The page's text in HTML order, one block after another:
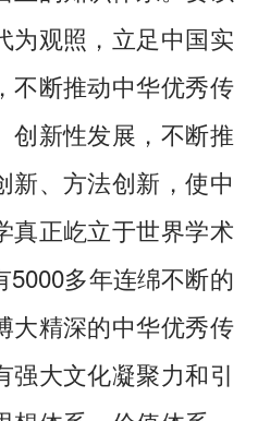
为观照，立足中国实
不断推动中华优秀传
创新性发展，不断推
新、方法创新，使中
真正屹立于世界学术
5000多年连绵不断的
大精深的中华优秀传
强大文化凝聚力和引